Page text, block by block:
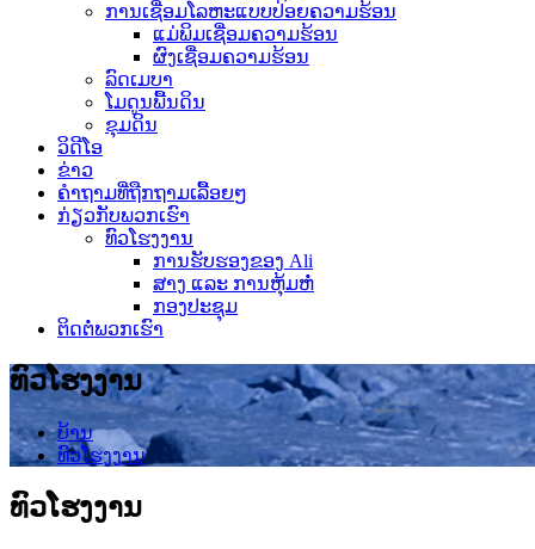
ການເຊື່ອມໂລຫະແບບປ່ອຍຄວາມຮ້ອນ
ແມ່ພິມເຊື່ອມຄວາມຮ້ອນ
ຜົງເຊື່ອມຄວາມຮ້ອນ
ລົດເມບາ
ໂມດູນພື້ນດິນ
ຂຸມດິນ
ວິດີໂອ
ຂ່າວ
ຄຳຖາມທີ່ຖືກຖາມເລື້ອຍໆ
ກ່ຽວກັບພວກເຮົາ
ທົວໂຮງງານ
ການຮັບຮອງຂອງ Ali
ສາງ ແລະ ການຫຸ້ມຫໍ່
ກອງປະຊຸມ
ຕິດຕໍ່ພວກເຮົາ
ທົວໂຮງງານ
ບ້ານ
ທົວໂຮງງານ
ທົວໂຮງງານ